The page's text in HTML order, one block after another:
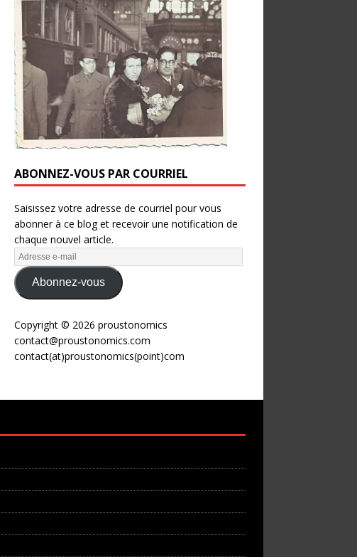
ABONNEZ-VOUS PAR COURRIEL
Saisissez votre adresse de courriel pour vous
abonner à ce blog et recevoir une notification de
chaque nouvel article.
Abonnez-vous
Copyright © 2026 proustonomics
contact@proustonomics.com
contact(at)proustonomics(point)com